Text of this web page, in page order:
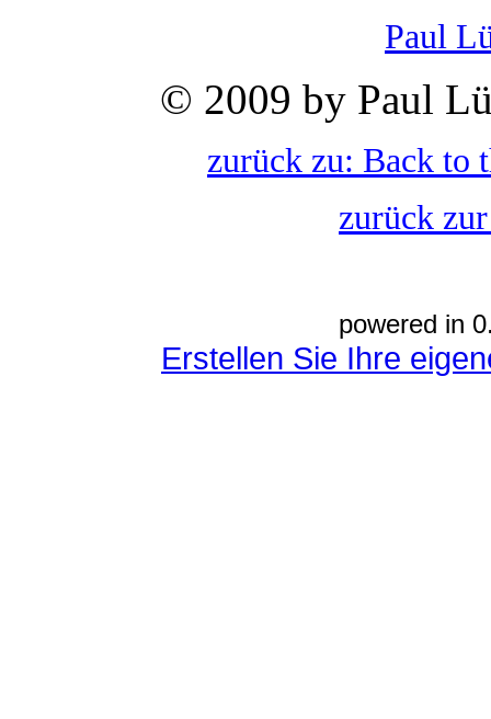
Paul
© 2009 by Paul
zurück zu: Back to
zurück
powered in
Erstellen Sie Ihre